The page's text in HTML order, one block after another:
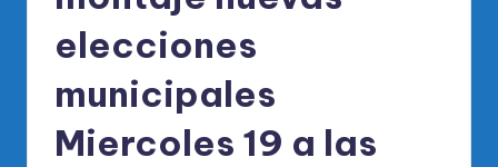
elecciones
municipales
Miercoles 19 a las